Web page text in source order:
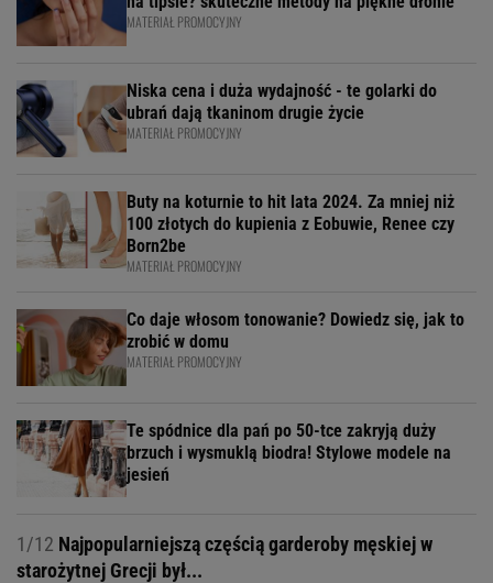
MATERIAŁ PROMOCYJNY
Niska cena i duża wydajność - te golarki do
ubrań dają tkaninom drugie życie
MATERIAŁ PROMOCYJNY
Buty na koturnie to hit lata 2024. Za mniej niż
100 złotych do kupienia z Eobuwie, Renee czy
Born2be
MATERIAŁ PROMOCYJNY
Co daje włosom tonowanie? Dowiedz się, jak to
zrobić w domu
MATERIAŁ PROMOCYJNY
Te spódnice dla pań po 50-tce zakryją duży
brzuch i wysmuklą biodra! Stylowe modele na
jesień
1/12 Najpopularniejszą częścią garderoby męskiej w
starożytnej Grecji był...